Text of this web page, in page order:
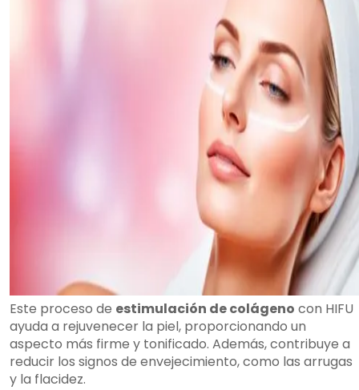
Este proceso de estimulación de colágeno con HIFU
ayuda a rejuvenecer la piel, proporcionando un
aspecto más firme y tonificado. Además, contribuye a
reducir los signos de envejecimiento, como las arrugas
y la flacidez.